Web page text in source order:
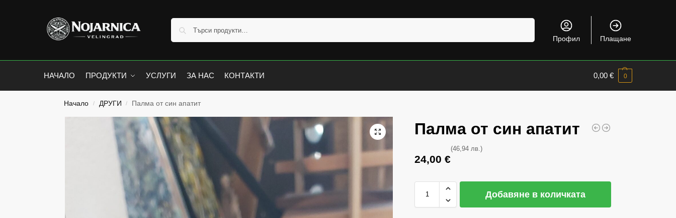
Профил Плащане
НАЧАЛО ПРОДУКТИ УСЛУГИ ЗА НАС КОНТАКТИ 0,00 € 0
Начало / ДРУГИ / Палма от син апатит
Палма от син апатит
24,00€
(46,94 лв.)
Добавяне в количката